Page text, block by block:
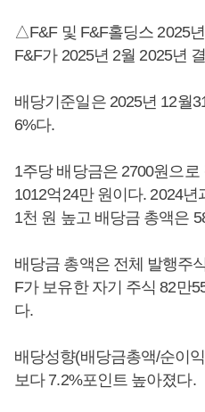
△F&F 및 F&F홀딩스 2025
F&F가 2025년 2월 2025년
배당기준일은 2025년 12월
6%다.
1주당 배당금은 2700원으
1012억24만 원이다. 2024
1천 원 높고 배당금 총액은
배당금 총액은 전체 발행주
F가 보유한 자기 주식 82만
다.
배당성향(배당금총액/순이
보다 7.2%포인트 높아졌다.